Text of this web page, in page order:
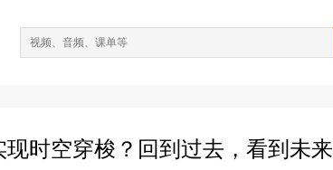
现时空穿梭？回到过去，看到未来